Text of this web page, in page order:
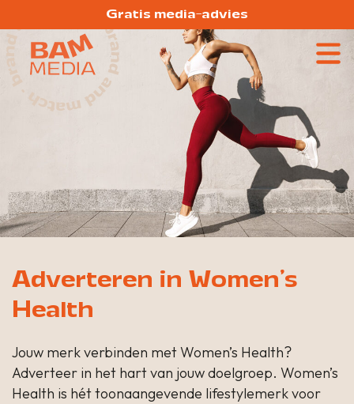
Gratis media-advies
Adverteren in Women's
Health
Jouw merk verbinden met Women’s Health?
Adverteer in het hart van jouw doelgroep. Women’s
Health is hét toonaangevende lifestylemerk voor